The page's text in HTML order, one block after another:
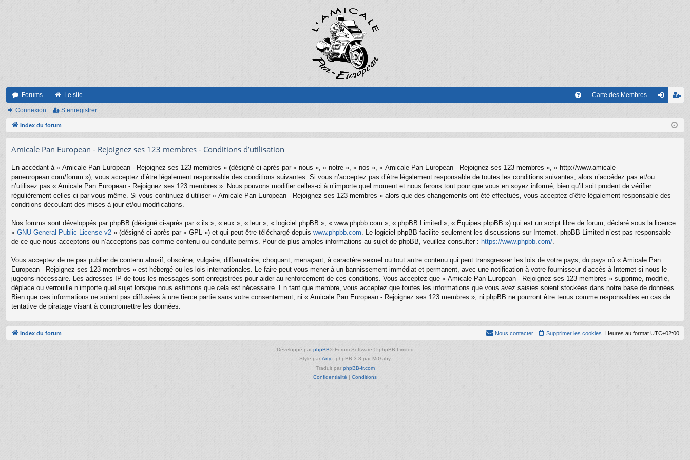
Forums Le site Carte des Membres
nr
Connexion S’enregistrer
Index du forum
Amicale Pan European - Rejoignez ses 123 membres - Conditions d’utilisation
En accédant à « Amicale Pan European - Rejoignez ses 123 membres » (désigné ci-après par « nous », « notre », « nos », « Amicale Pan European - Rejoignez ses 123 membres », « http://www.amicale-
paneuropean.com/forum »), vous acceptez d’être légalement responsable des conditions suivantes. Si vous n’acceptez pas d’être légalement responsable de toutes les conditions suivantes, alors n’accédez pas et/ou
n’utilisez pas « Amicale Pan European - Rejoignez ses 123 membres ». Nous pouvons modifier celles-ci à n’importe quel moment et nous ferons tout pour que vous en soyez informé, bien qu’il soit prudent de vérifier
régulièrement celles-ci par vous-même. Si vous continuez d’utiliser « Amicale Pan European - Rejoignez ses 123 membres » alors que des changements ont été effectués, vous acceptez d’être légalement responsable des
conditions découlant des mises à jour et/ou modifications.
Nos forums sont développés par phpBB (désigné ci-après par « ils », « eux », « leur », « logiciel phpBB », « www.phpbb.com », « phpBB Limited », « Équipes phpBB ») qui est un script libre de forum, déclaré sous la licence
« GNU General Public License v2 » (désigné ci-après par « GPL ») et qui peut être téléchargé depuis www.phpbb.com . Le logiciel phpBB facilite seulement les discussions sur Internet. phpBB Limited n’est pas responsable
de ce que nous acceptons ou n’acceptons pas comme contenu ou conduite permis. Pour de plus amples informations au sujet de phpBB, veuillez consulter : https://www.phpbb.com/
Vous acceptez de ne pas publier de contenu abusif, obscène, vulgaire, diffamatoire, choquant, menaçant, à caractère sexuel ou tout autre contenu qui peut transgresser les lois de votre pays, du pays où « Amicale Pan
European - Rejoignez ses 123 membres » est hébergé ou les lois internationales. Le faire peut vous mener à un bannissement immédiat et permanent, avec une notification à votre fournisseur d’accès à Internet si nous le
jugeons nécessaire. Les adresses IP de tous les messages sont enregistrées pour aider au renforcement de ces conditions. Vous acceptez que « Amicale Pan European - Rejoignez ses 123 membres » supprime, modifie,
déplace ou verrouille n’importe quel sujet lorsque nous estimons que cela est nécessaire. En tant que membre, vous acceptez que toutes les informations que vous avez saisies soient stockées dans notre base de données.
Bien que ces informations ne soient pas diffusées à une tierce partie sans votre consentement, ni « Amicale Pan European - Rejoignez ses 123 membres », ni phpBB ne pourront être tenus comme responsables en cas de
tentative de piratage visant à compromettre les données.
Index du forum Heures au format UTC+02:00
Supprimer les cookies
Nous contacter
Développé par phpBB® Forum Software © phpBB Limited
Style par Arty - phpBB 3.3 par MrGaby
Traduit par phpBB-fr.com
Confidentialité | Conditions